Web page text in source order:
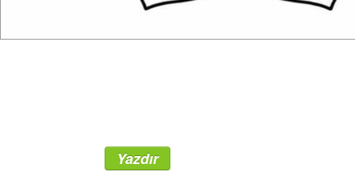
Yazdır